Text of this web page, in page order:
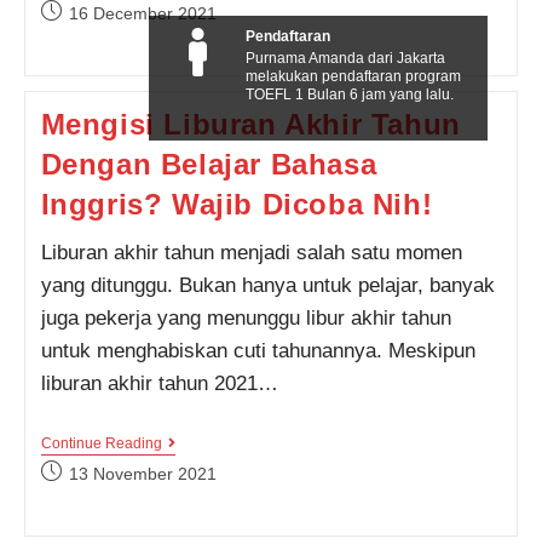
Kampung
Inggris
Januari
2022,
Yuk!
Post16 December 2021
Mengisi Liburan Akhir Tahun
Dengan Belajar Bahasa
Inggris? Wajib Dicoba Nih!
Liburan akhir tahun menjadi salah satu momen
yang ditunggu. Bukan hanya untuk pelajar, banyak
juga pekerja yang menunggu libur akhir tahun
untuk menghabiskan cuti tahunannya. Meskipun
liburan akhir tahun 2021…
Continue ReadingMengisi
Akhir
Post13 November 2021
Pendaftaran
Purnama Amanda dari Jakarta
melakukan pendaftaran program
TOEFL 1 Bulan 6 jam yang lalu.